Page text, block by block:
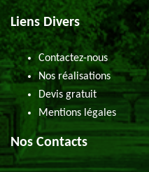
Liens Divers
Contactez-nous
Nos réalisations
Devis gratuit
Mentions légales
Nos Contacts